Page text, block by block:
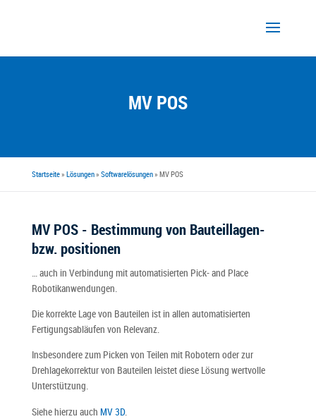
MV POS
Startseite» Lösungen» Softwarelösungen» MV POS
MV POS - Bestimmung von Bauteillagen-
bzw. positionen
… auch in Verbindung mit automatisierten Pick- and Place
Robotikanwendungen.
Die korrekte Lage von Bauteilen ist in allen automatisierten
Fertigungsabläufen von Relevanz.
Insbesondere zum Picken von Teilen mit Robotern oder zur
Drehlagekorrektur von Bauteilen leistet diese Lösung wertvolle
Unterstützung.
Siehe hierzu auch MV 3D.